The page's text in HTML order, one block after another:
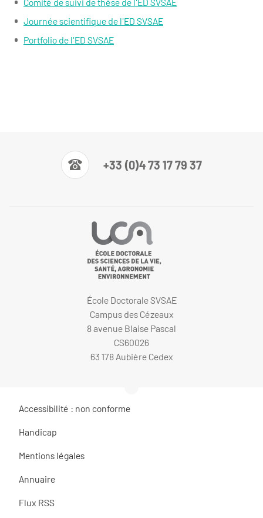
Journée scientifique de l'ED SVSAE
Portfolio de l'ED SVSAE
+33 (0)4 73 17 79 37
École Doctorale SVSAE
Campus des Cézeaux
8 avenue Blaise Pascal
CS60026
63 178 Aubière Cedex
Accessibilité : non conforme
Handicap
Mentions légales
Annuaire
Flux RSS